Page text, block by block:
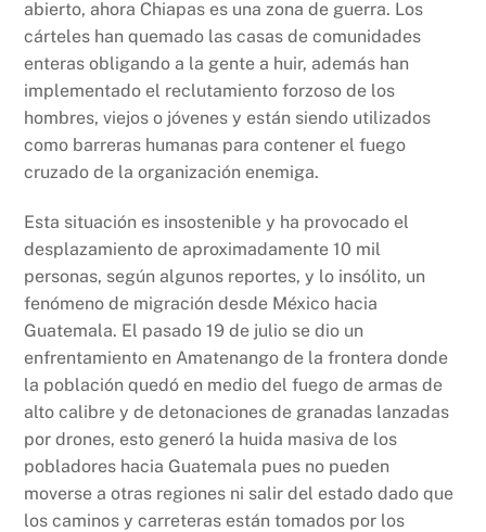
abierto, ahora Chiapas es una zona de guerra. Los
cárteles han quemado las casas de comunidades
enteras obligando a la gente a huir, además han
implementado el reclutamiento forzoso de los
hombres, viejos o jóvenes y están siendo utilizados
como barreras humanas para contener el fuego
cruzado de la organización enemiga.
Esta situación es insostenible y ha provocado el
desplazamiento de aproximadamente 10 mil
personas, según algunos reportes, y lo insólito, un
fenómeno de migración desde México hacia
Guatemala. El pasado 19 de julio se dio un
enfrentamiento en Amatenango de la frontera donde
la población quedó en medio del fuego de armas de
alto calibre y de detonaciones de granadas lanzadas
por drones, esto generó la huida masiva de los
pobladores hacia Guatemala pues no pueden
moverse a otras regiones ni salir del estado dado que
los caminos y carreteras están tomados por los